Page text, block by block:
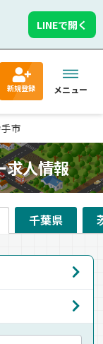
LINEで開く
新規登録 メニュー
市
求人情報
千葉県